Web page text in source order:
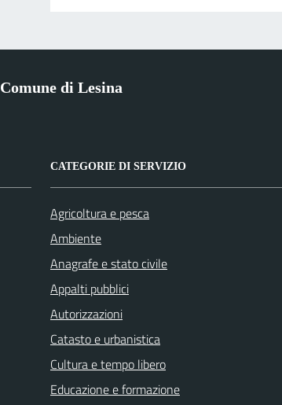
Comune di Lesina
CATEGORIE DI SERVIZIO
Agricoltura e pesca
Ambiente
Anagrafe e stato civile
Appalti pubblici
Autorizzazioni
Catasto e urbanistica
Cultura e tempo libero
Educazione e formazione